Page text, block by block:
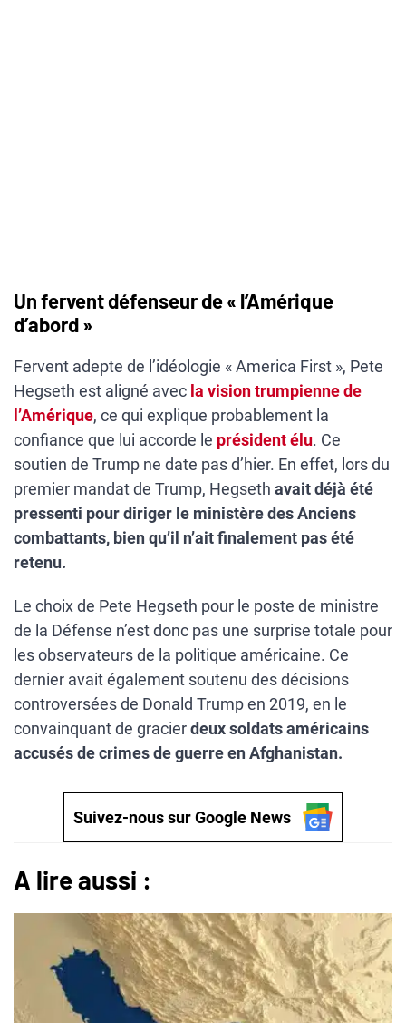
Un fervent défenseur de « l’Amérique
d’abord »
Fervent adepte de l’idéologie « America First », Pete
Hegseth est aligné avec la vision trumpienne de
l’Amérique, ce qui explique probablement la
confiance que lui accorde le président élu. Ce
soutien de Trump ne date pas d’hier. En effet, lors du
premier mandat de Trump, Hegseth avait déjà été
pressenti pour diriger le ministère des Anciens
combattants, bien qu’il n’ait finalement pas été
retenu.
Le choix de Pete Hegseth pour le poste de ministre
de la Défense n’est donc pas une surprise totale pour
les observateurs de la politique américaine. Ce
dernier avait également soutenu des décisions
controversées de Donald Trump en 2019, en le
convainquant de gracierdeux soldats américains
accusés de crimes de guerre en Afghanistan.
Suivez-nous sur Google News
A lire aussi :